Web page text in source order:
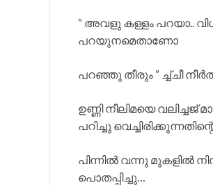
” അവളു കള്ളം പറയാ..
പറയുനമെതാണോ
പറഞ്ഞു തീരും ” ച്ച്ചീ
ഉണ്ണി നീലിമയെ വലിച്ചജ്
പറിച്ചു
പിന്നിൽ വന്നു മുകളിൽ
പൊതപ്പിച്ചു…